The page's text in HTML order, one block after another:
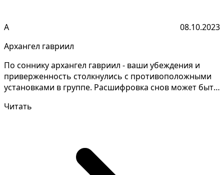
А
08.10.2023
Архангел гавриил
По соннику архангел гавриил - ваши убеждения и
приверженность столкнулись с противоположными
установками в группе. Расшифровка снов может быть
Читать